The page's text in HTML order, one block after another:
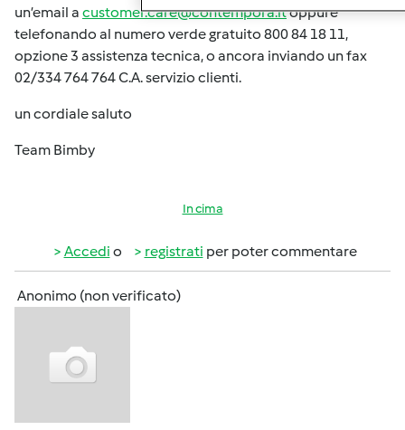
un’email a customer.care@contempora.itoppure
telefonando al numero verde gratuito 800 84 18 11,
opzione 3 assistenza tecnica, o ancora inviando un fax
02/334 764 764 C.A. servizio clienti.
un cordiale saluto
Team Bimby
In cima
Accedi o registrati per poter commentare
Anonimo (non verificato)